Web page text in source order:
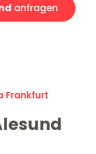
anfragen
Frankfurt